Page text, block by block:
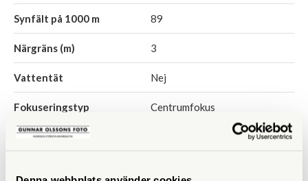
Synfält på 1000 m 89
Närgräns (m) 3
Vattentät Nej
Fokuseringstyp Centrumfokus
Prismatyp